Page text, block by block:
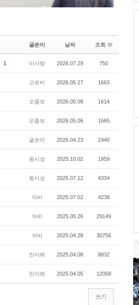
글쓴이 날짜 조회 수
1 이사랑 2026.07.29 750
고르비 2026.05.27 1663
오줌보 2026.05.08 1614
오줌보 2026.05.06 1665
글쓴이 2026.04.23 2440
동시성 2025.10.02 1959
동시성 2025.07.12 4334
자비 2025.07.02 4238
자비 2025.05.26 29149
자비 2025.04.28 30756
진이레 2025.04.08 8832
진이레 2025.04.05 12058
쓰기